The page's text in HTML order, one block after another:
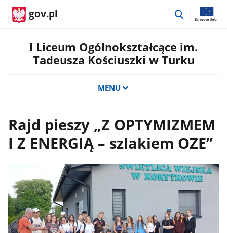
gov.pl
przejdź
I Liceum Ogólnokształcące im.
Tadeusza Kościuszki w Turku
MENU
Rajd pieszy „Z OPTYMIZMEM
I Z ENERGIĄ – szlakiem OZE”